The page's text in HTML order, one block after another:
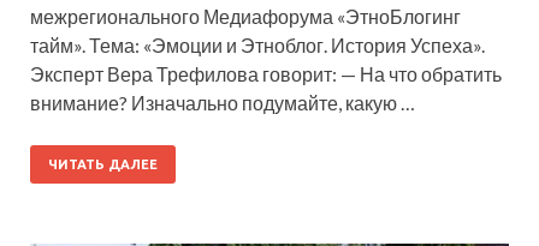
межрегионального Медиафорума «ЭтноБлогинг
тайм». Тема: «Эмоции и Этноблог. История Успеха».
Эксперт Вера Трефилова говорит: — На что обратить
внимание? Изначально подумайте, какую …
ЧИТАТЬ ДАЛЕЕ